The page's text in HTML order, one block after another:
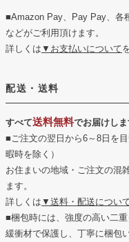
■Amazon Pay、Pay Pay、各
などがご利用頂けます。
詳しくは ▼お支払いについて
配送・送料
すべて送料無料でお届けしま
■ご注文の翌日から6～8日を
暇時を除く）
お住まいの地域・ご注文の混
ます。
詳しくは ▼送料・配送につい
■梱包時には、強度の高い二
緩衝材で保護し、丁寧に梱包